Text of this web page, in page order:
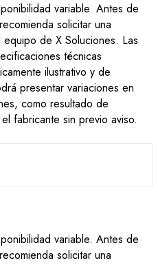
variable. Antes de
solicitar una
de X Soluciones. Las
técnicas
ilustrativo y de
presentar variaciones en
como resultado de
fabricante sin previo aviso.
variable. Antes de
solicitar una